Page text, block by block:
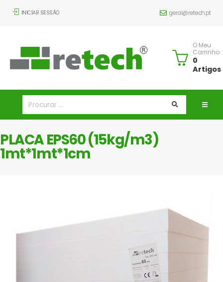
INICIAR SESSÃO geral@retech.pt
O Meu
Carrinho
0
Artigos
PLACA EPS60 (15kg/m3)
1mt*1mt*1cm